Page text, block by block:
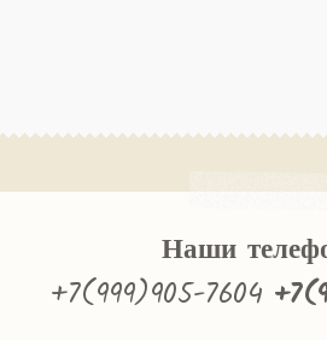
Наши
+7(999)905-7604